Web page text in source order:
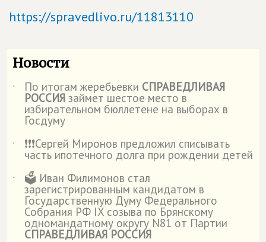
https://spravedlivo.ru/11813110
Новости
˙ По итогам жеребьевки СПРАВЕДЛИВАЯ
РОССИЯ займет шестое место в
избирательном бюллетене на выборах в
Госдуму
˙
❗️❗️❗️Сергей Миронов предложил списывать
часть ипотечного долга при рождении детей
˙
🗳️ Иван Филимонов стал
зарегистрированным кандидатом в
Государственную Думу Федерального
Собрания РФ IX созыва по Брянскому
одномандатному округу N81 от Партии
СПРАВЕДЛИВАЯ РОССИЯ